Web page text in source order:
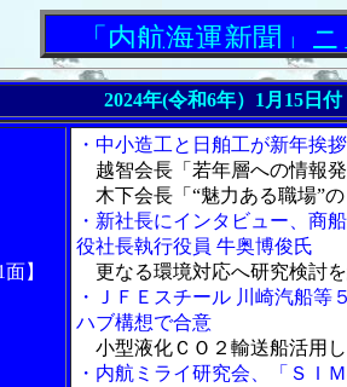
「内航海運新聞」ニ
2024年(令和6年）1月15日
】
・中小造工と日舶工が新年挨
越智会長「若年層への情報発
木下会長「“魅力ある職場”の
・新社長にインタビュー、商
役社長執行役員 牛奥博俊氏
更なる環境対応へ研究検討
・ＪＦＥスチール 川崎汽船等
ハブ構想で合意
小型液化ＣＯ２輸送船活用
・内航ミライ研究会、「ＳＩ